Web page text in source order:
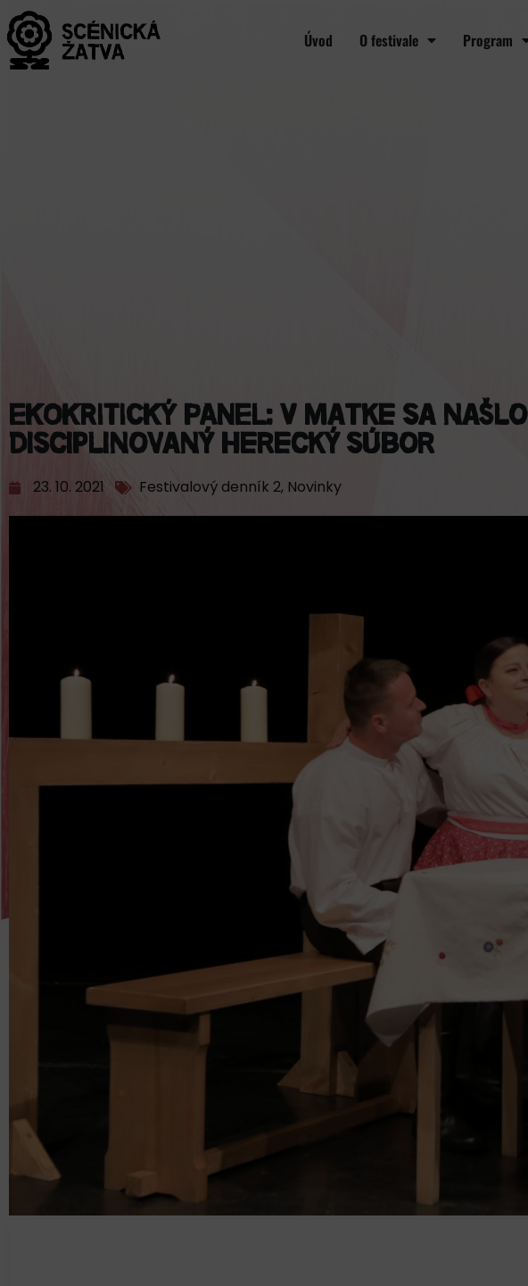
Úvod O festivale Program
EKOKRITICKÝ PANEL: V Matke sa
disciplinovaný herecký súbor
23. 10. 2021 Festivalový denník 2, Novinky